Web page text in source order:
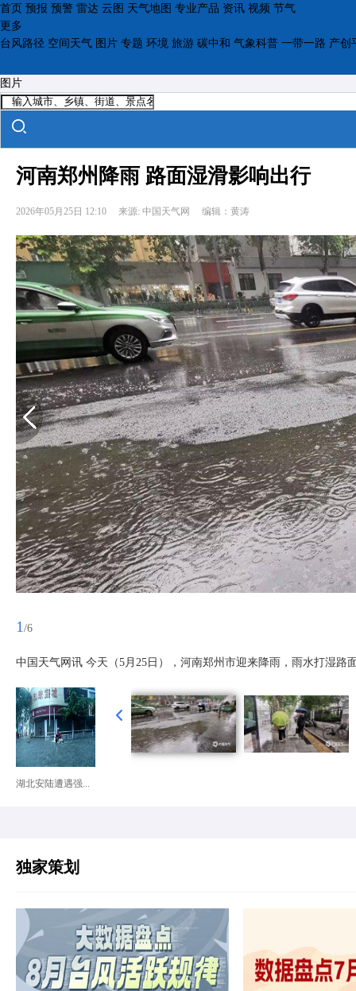
首页 预报 预警 雷达 云图 天气地图 专业产品 资讯 视频 节气
更多
台风路径 空间天气 图片 专题 环境 旅游 碳中和 气象科普 一带一路 产创
图片
河南郑州降雨 路面湿滑影响出行
2026年05月25日 12:10 来源: 中国天气网 编辑：黄涛
1 /6
中国天气网讯 今天（5月25日），河南郑州市迎来降雨，雨水打湿路
湖北安陆遭遇强...
独家策划